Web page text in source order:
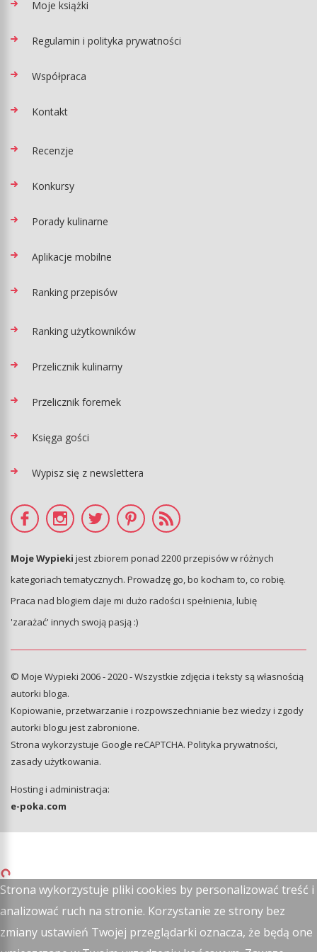
Moje książki
Regulamin i polityka prywatności
Współpraca
Kontakt
Recenzje
Konkursy
Porady kulinarne
Aplikacje mobilne
Ranking przepisów
Ranking użytkowników
Przelicznik kulinarny
Przelicznik foremek
Księga gości
Wypisz się z newslettera
Moje Wypieki jest zbiorem ponad 2200 przepisów w różnych
kategoriach tematycznych. Prowadzę go, bo kocham to, co robię.
Praca nad blogiem daje mi dużo radości i spełnienia, lubię
'zarażać' innych swoją pasją :)
© Moje Wypieki 2006 - 2020 - Wszystkie zdjęcia i teksty są własnością
autorki bloga.
Kopiowanie, przetwarzanie i rozpowszechnianie bez wiedzy i zgody
autorki blogu jest zabronione.
Strona wykorzystuje Google reCAPTCHA. Polityka prywatności,
zasady użytkowania.
Hosting i administracja:
e-poka.com
Strona wykorzystuje pliki cookies by personalizować treść i
analizować ruch na stronie. Korzystanie ze strony bez
zmiany ustawień Twojej przeglądarki oznacza, że będą one